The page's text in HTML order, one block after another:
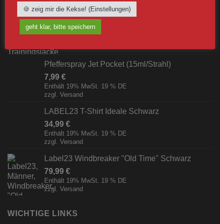
Label23 Trainingsjacke "TS 23 White"
Schwarz/Weiß [Digital]
Pfefferspray Jet Pocket (15ml/Strahl)
7,99 €
Enthält 19% MwSt. 19 % DE
zzgl. Versand
LABEL23 T-Shirt Ideale Schwarz
34,99 €
Enthält 19% MwSt. 19 % DE
zzgl. Versand
Label23 Windbreaker "Old Time" Schwarz
79,99 €
Enthält 19% MwSt. 19 % DE
zzgl. Versand
WICHTIGE LINKS
🍪 zeig mir die Kekse! (Einstellungen)
geht klar, bitte speichern